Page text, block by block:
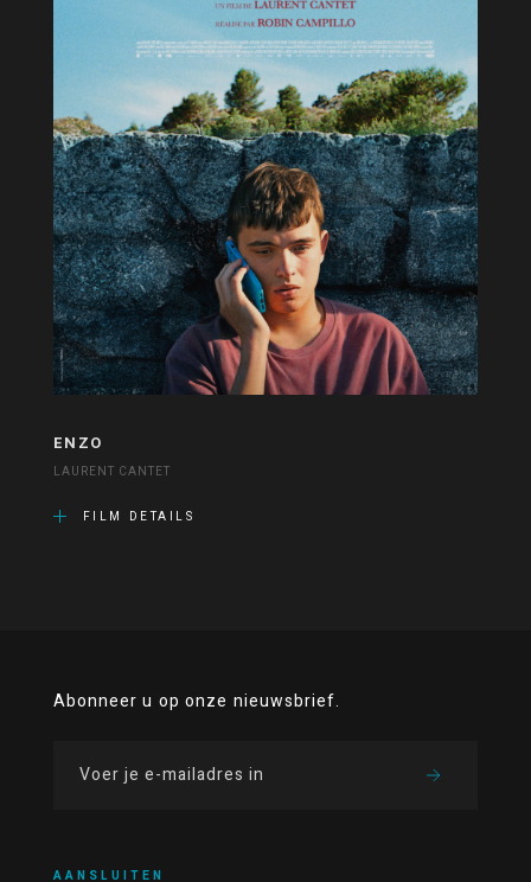
ENZO
LAURENT CANTET
FILM DETAILS
Abonneer u op onze nieuwsbrief.
AANSLUITEN